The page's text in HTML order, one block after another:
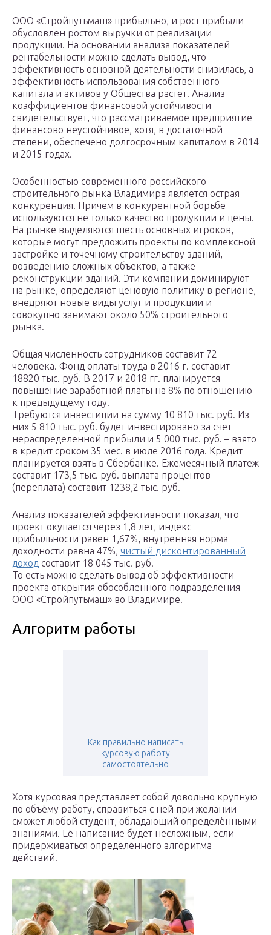
ООО «Стройпутьмаш» прибыльно, и рост прибыли
обусловлен ростом выручки от реализации
продукции. На основании анализа показателей
рентабельности можно сделать вывод, что
эффективность основной деятельности снизилась, а
эффективность использования собственного
капитала и активов у Общества растет. Анализ
коэффициентов финансовой устойчивости
свидетельствует, что рассматриваемое предприятие
финансово неустойчивое, хотя, в достаточной
степени, обеспечено долгосрочным капиталом в 2014
и 2015 годах.
Особенностью современного российского
строительного рынка Владимира является острая
конкуренция. Причем в конкурентной борьбе
используются не только качество продукции и цены.
На рынке выделяются шесть основных игроков,
которые могут предложить проекты по комплексной
застройке и точечному строительству зданий,
возведению сложных объектов, а также
реконструкции зданий. Эти компании доминируют
на рынке, определяют ценовую политику в регионе,
внедряют новые виды услуг и продукции и
совокупно занимают около 50% строительного
рынка.
Общая численность сотрудников составит 72
человека. Фонд оплаты труда в 2016 г. составит
18820 тыс. руб. В 2017 и 2018 гг. планируется
повышение заработной платы на 8% по отношению
к предыдущему году.
Требуются инвестиции на сумму 10 810 тыс. руб. Из
них 5 810 тыс. руб. будет инвестировано за счет
нераспределенной прибыли и 5 000 тыс. руб. – взято
в кредит сроком 35 мес. в июле 2016 года. Кредит
планируется взять в Сбербанке. Ежемесячный платеж
составит 173,5 тыс. руб. выплата процентов
(переплата) составит 1238,2 тыс. руб.
Анализ показателей эффективности показал, что
проект окупается через 1,8 лет, индекс
прибыльности равен 1,67%, внутренняя норма
доходности равна 47%, чистый дисконтированный
доход составит 18 045 тыс. руб.
То есть можно сделать вывод об эффективности
проекта открытия обособленного подразделения
ООО «Стройпутьмаш» во Владимире.
Алгоритм работы
Как правильно написать
курсовую работу
самостоятельно
Хотя курсовая представляет собой довольно крупную
по объёму работу, справиться с ней при желании
сможет любой студент, обладающий определёнными
знаниями. Её написание будет несложным, если
придерживаться определённого алгоритма
действий.